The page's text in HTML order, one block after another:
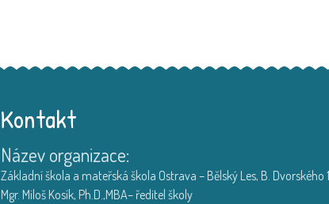
Výlet na farmu v Hlučín
Děti ze třídy Muchomůrka...
18. 6. 2026
Kontakt
Název organizace:
Základní škola a mateřská škola Ostrava – Bělský Les, B. Dvorského
Mgr. Miloš Kosík, Ph.D.,MBA– ředitel školy